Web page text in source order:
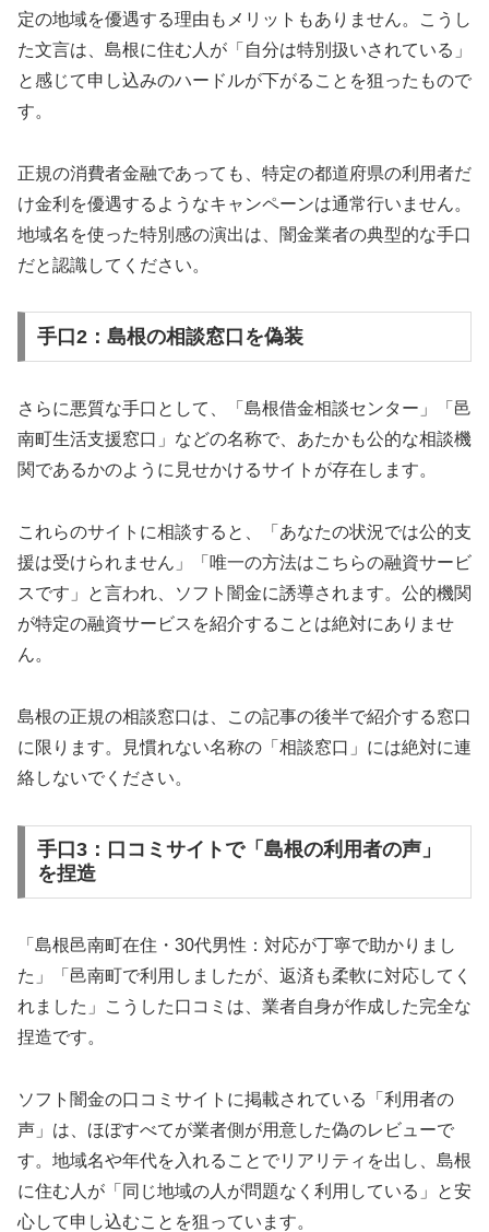
定の地域を優遇する理由もメリットもありません。こうし
た文言は、島根に住む人が「自分は特別扱いされている」
と感じて申し込みのハードルが下がることを狙ったもので
す。
正規の消費者金融であっても、特定の都道府県の利用者だ
け金利を優遇するようなキャンペーンは通常行いません。
地域名を使った特別感の演出は、闇金業者の典型的な手口
だと認識してください。
手口2：島根の相談窓口を偽装
さらに悪質な手口として、「島根借金相談センター」「邑
南町生活支援窓口」などの名称で、あたかも公的な相談機
関であるかのように見せかけるサイトが存在します。
これらのサイトに相談すると、「あなたの状況では公的支
援は受けられません」「唯一の方法はこちらの融資サービ
スです」と言われ、ソフト闇金に誘導されます。公的機関
が特定の融資サービスを紹介することは絶対にありませ
ん。
島根の正規の相談窓口は、この記事の後半で紹介する窓口
に限ります。見慣れない名称の「相談窓口」には絶対に連
絡しないでください。
手口3：口コミサイトで「島根の利用者の声」
を捏造
「島根邑南町在住・30代男性：対応が丁寧で助かりまし
た」「邑南町で利用しましたが、返済も柔軟に対応してく
れました」こうした口コミは、業者自身が作成した完全な
捏造です。
ソフト闇金の口コミサイトに掲載されている「利用者の
声」は、ほぼすべてが業者側が用意した偽のレビューで
す。地域名や年代を入れることでリアリティを出し、島根
に住む人が「同じ地域の人が問題なく利用している」と安
心して申し込むことを狙っています。